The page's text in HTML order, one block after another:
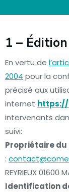
1 –
En vertu de
2004 pour la
précisé aux
internet
intervenants
suivi:
Propriétaire du
:
REYRIEUX 01600
Identification